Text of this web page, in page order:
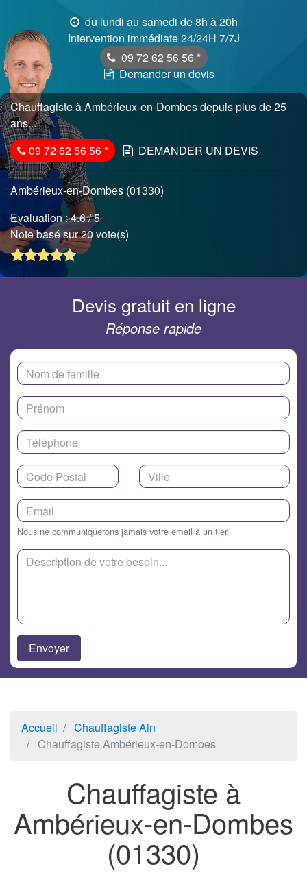
du lundi au samedi de 8h à 20h
Intervention immédiate 24/24H 7/7J
09 72 62 56 56 *
Demander un devis
Chauffagiste à Ambérieux-en-Dombes depuis plus de 25
ans...
09 72 62 56 56* DEMANDER UN DEVIS
Ambérieux-en-Dombes (01330)
Evaluation :4.6/ 5
Note basé sur 20 vote(s)
Devis gratuit en ligne
Réponse rapide
Nous ne communiquerons jamais votre email à un tier.
Accueil
Chauffagiste Ain
Chauffagiste Ambérieux-en-Dombes
Chauffagiste à
Ambérieux-en-Dombes
(01330)